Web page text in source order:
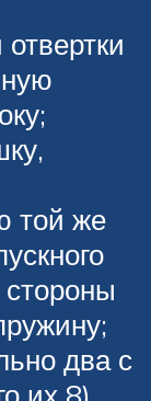
той же
два с